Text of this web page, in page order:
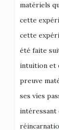
matériels
cette
cette
été faite
intuition et
preuve
ses vies
intéressant